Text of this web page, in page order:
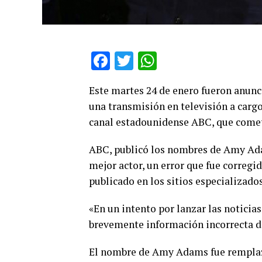
Facebook
Twitter
Este martes 24 de enero fueron
una transmisión en televisión a
canal estadounidense ABC, que
ABC, publicó los nombres de Amy
mejor actor, un error que fue
publicado en los sitios
«En un intento por lanzar las
brevemente información incorrecta
El nombre de Amy Adams fue